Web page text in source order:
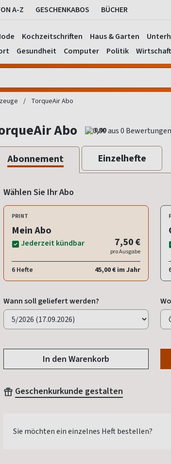
A-Z GESCHENKABOS BÜCHER
Kochzeitschriften Haus & Garten
Gesundheit Computer Politik Wirtschaft
TorqueAir Abo
Abo 0,00
Abonnement Einzelhefte
Wählen Sie Ihr Abo
PRINT
Mein Abo
Jederzeit kündbar 7,50 €
pro Ausgabe
6 Hefte 45,00 € im Jahr
Wann soll geliefert werden?
In den Warenkorb
Geschenkurkunde gestalten
Sie möchten ein einzelnes Heft bestellen?